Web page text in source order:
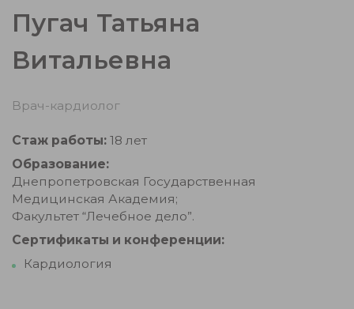
Пугач Татьяна
Витальевна
Врач-кардиолог
Стаж работы: 18 лет
Образование:
Днепропетровская Государственная
Медицинская Академия;
Факультет “Лечебное дело”.
Сертификаты и конференции:
Кардиология